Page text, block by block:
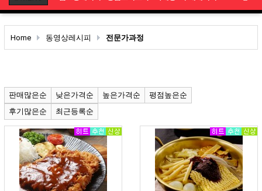
Home 동영상레시피 전문가과정
판매많은순 낮은가격순 높은가격순
평점높은순
후기많은순
최근등록순